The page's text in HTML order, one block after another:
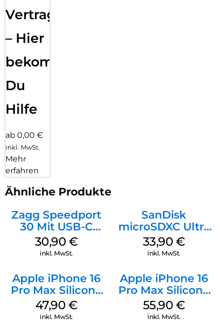
Vertragsabwicklung
– Hier
bekommst
Du
Hilfe
ab 0,00 €
inkl. MwSt.
Mehr
erfahren
Ähnliche Produkte
Zagg Speedport
30 Mit USB-C
Kabel Weiß
30,90 €
inkl. MwSt.
SanDisk
microSDXC Ultra
128 GB + Adapter
Mobile
33,90 €
inkl. MwSt.
Apple iPhone 16
Pro Max Silicone
Case MagSafe
Black
47,90 €
inkl. MwSt.
Apple iPhone 16
Pro Max Silicone
Case MagSafe
Stone Gray
55,90 €
inkl. MwSt.